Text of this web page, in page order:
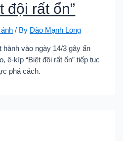
đội rất ổn”
/ ByĐào Mạnh Long
vào ngày 14/3 gây ấn
ê-kíp “Biệt đội rất ổn” tiếp tục
phá cách.